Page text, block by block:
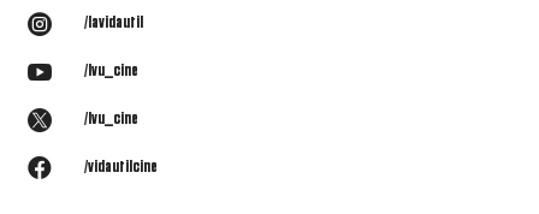
 /lavidautil
 /lvu_cine
 /lvu_cine
 /vidautilcine